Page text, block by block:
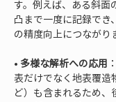
す。例えば、ある斜面
凸まで一度に記録でき
• 多様な解析への応用
表だけでなく地表覆造
ど）も含まれるため